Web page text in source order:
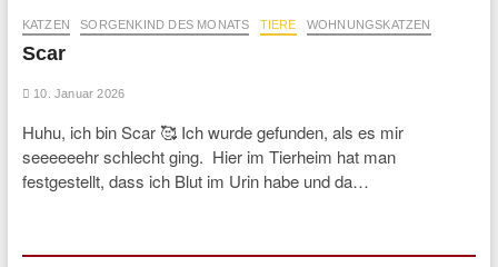
KATZEN SORGENKIND DES MONATS TIERE WOHNUNGSKATZEN
Scar
10. Januar 2026
Huhu, ich bin Scar 🥰 Ich wurde gefunden, als es mir
seeeeeehr schlecht ging. Hier im Tierheim hat man
festgestellt, dass ich Blut im Urin habe und da…